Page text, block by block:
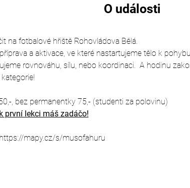
O události
na fotbalové hřiště Rohovládova Bělá.
a aktivace, ve které nastartujeme tělo k
rovnováhu, sílu, nebo koordinaci.  A hodinu
, bez permanentky 75,- (studenti za polovinu)
první lekci máš zadáčo!
https://mapy.cz/s/musofahuru